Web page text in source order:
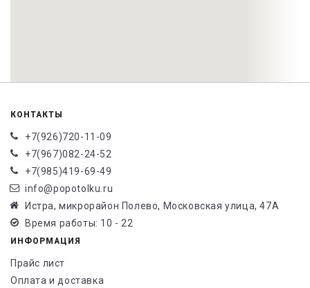
КОНТАКТЫ
+7(926)720-11-09
+7(967)082-24-52
+7(985)419-69-49
info@popotolku.ru
Истра, микрорайон Полево, Московская улица, 47А
Время работы: 10 - 22
ИНФОРМАЦИЯ
Прайс лист
Оплата и доставка